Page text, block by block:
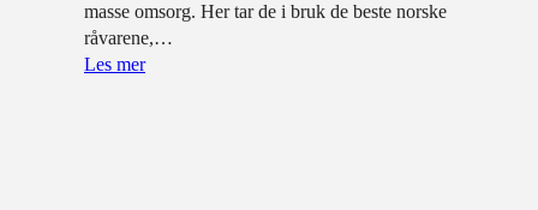
masse omsorg. Her tar de i bruk de beste norske
råvarene,…
Les mer